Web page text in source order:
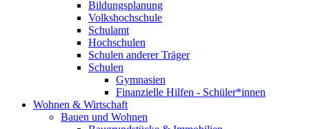
Bildungsplanung
Volkshochschule
Schulamt
Hochschulen
Schulen anderer Träger
Schulen
Gymnasien
Finanzielle Hilfen - Schüler*innen
Wohnen & Wirtschaft
Bauen und Wohnen